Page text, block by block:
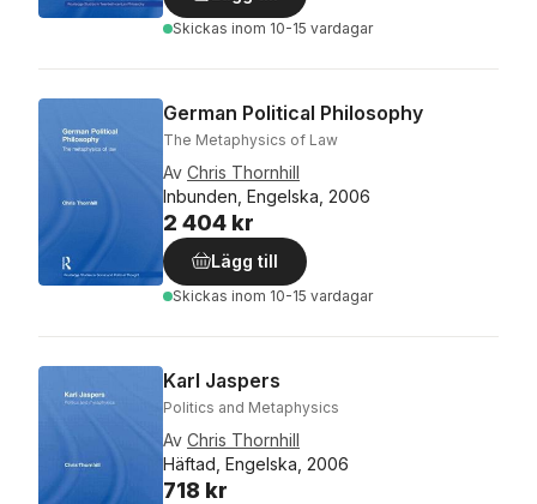
Skickas inom 10-15 vardagar
German Political Philosophy
The Metaphysics of Law
Av Chris Thornhill
Inbunden, Engelska, 2006
2 404 kr
Lägg till
Skickas inom 10-15 vardagar
Karl Jaspers
Politics and Metaphysics
Av Chris Thornhill
Häftad, Engelska, 2006
718 kr